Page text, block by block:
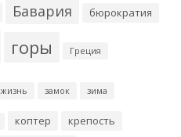
Бавария бюрократия
горы Греция
жизнь замок зима
коптер крепость